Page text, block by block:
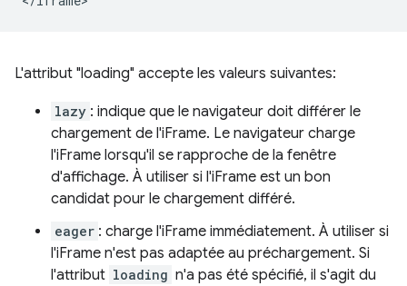
L'attribut "loading" accepte les valeurs suivantes:
lazy : indique que le navigateur doit différer le
chargement de l'iFrame. Le navigateur charge
l'iFrame lorsqu'il se rapproche de la fenêtre
d'affichage. À utiliser si l'iFrame est un bon
candidat pour le chargement différé.
eager : charge l'iFrame immédiatement. À utiliser si
l'iFrame n'est pas adaptée au préchargement. Si
l'attribut loading n'a pas été spécifié, il s'agit du